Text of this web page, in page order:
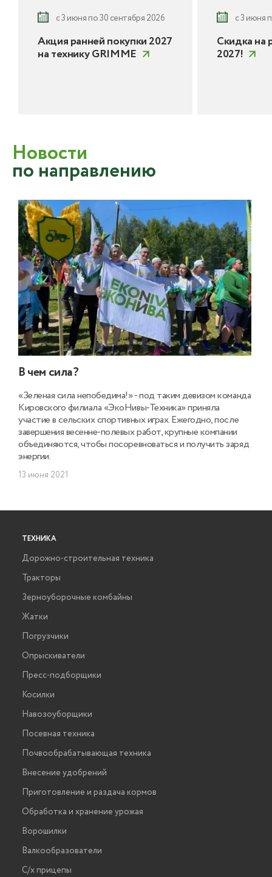
с 3 июня по 30 сентября 2026
Акция ранней покупки 2027
на технику GRIMME
с 3 июня
Скидка на
2027!
Новости
по направлению
В чем сила?
«Зеленая сила непобедима!» - под таким девизом команда
Кировского филиала «ЭкоНивы-Техника» приняла
участие в сельских спортивных играх. Ежегодно, после
завершения весенне-полевых работ, крупные компании
объединяются, чтобы посоревноваться и получить заряд
энергии.
13 июня 2021
ТЕХНИКА
Дорожно-строительная техника
Тракторы
Зерноуборочные комбайны
Жатки
Погрузчики
Опрыскиватели
Пресс-подборщики
Косилки
Навозоуборщики
Посевная техника
Почвообрабатывающая техника
Внесение удобрений
Приготовление и раздача кормов
Обработка и хранение урожая
Ворошилки
Валкообразователи
С/х прицепы